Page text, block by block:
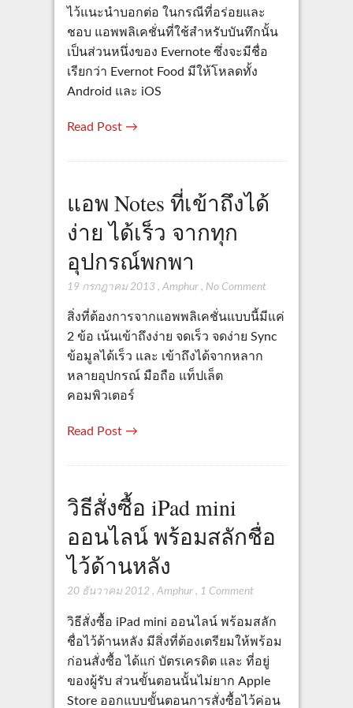
ไว้แนะนำบอกต่อ ในกรณีที่อร่อยและ
ชอบ แอพพลิเคชั่นที่ใช้สำหรับบันทึกนั้น
เป็นส่วนหนึ่งของ Evernote ซึ่งจะมีชื่อ
เรียกว่า Evernot Food มีให้โหลดทั้ง
Android และ iOS
Read Post →
แอพ Notes ที่เข้าถึงได้
ง่าย ได้เร็ว จากทุก
อุปกรณ์พกพา
19 กรกฎาคม 2013 , Amphur, No Comment
สิ่งที่ต้องการจากแอพพลิเคชั่นแบบนี้มีแค่
2 ข้อ เน้นเข้าถึงง่าย จดเร็ว จดง่าย Sync
ข้อมูลได้เร็ว และ เข้าถึงได้จากหลาก
หลายอุปกรณ์ มือถือ แท็ปเล็ต
คอมพิวเตอร์
Read Post →
วิธีสั่งซื้อ iPad mini
ออนไลน์ พร้อมสลักชื่อ
ไว้ด้านหลัง
20 ธันวาคม 2012 , Amphur, 1 Comment
วิธีสั่งซื้อ iPad mini ออนไลน์ พร้อมสลัก
ชื่อไว้ด้านหลัง มีสิ่งที่ต้องเตรียมให้พร้อม
ก่อนสั่งซื้อ ได้แก่ บัตรเครดิต และ ที่อยู่
ของผู้รับ ส่วนขั้นตอนนั้นไม่ยาก Apple
Store ออกแบบขั้นตอนการสั่งซื้อไว้ค่อน